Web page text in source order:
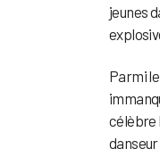
jeunes
Parmi
célèbre
danseur